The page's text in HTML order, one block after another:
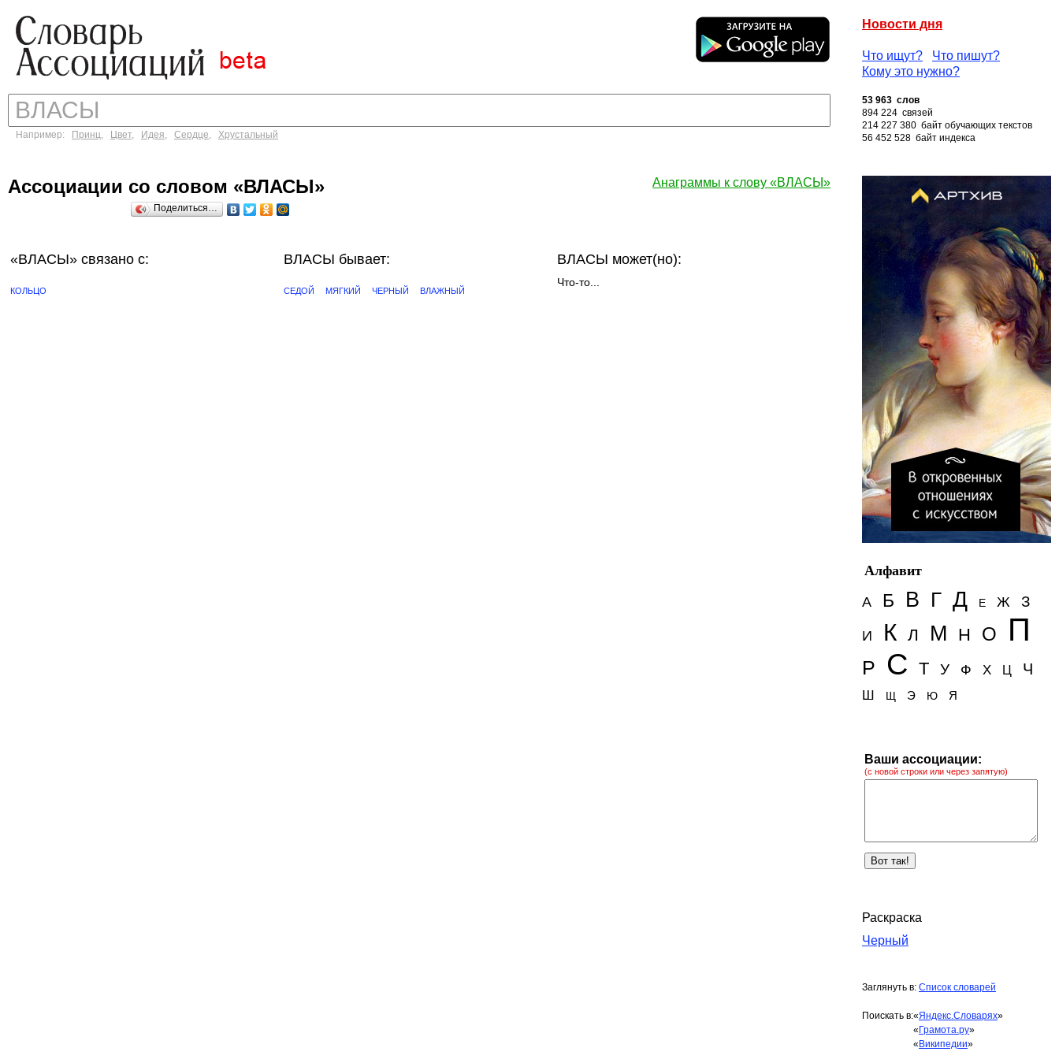
Новости дня
Что ищут?
Что пишут?
Кому это нужно?
Например: Принц, Цвет, Идея, Сердце, Хрустальный
53 963 слов
894 224 связей
214 227 380 байт обучающих текстов
56 452 528 байт индекса
Анаграммы к слову «ВЛАСЫ»
Ассоциации со словом «ВЛАСЫ»
Поделиться…
«ВЛАСЫ» связано с:
КОЛЬЦО
ВЛАСЫ бывает:
СЕДОЙ МЯГКИЙ ЧЕРНЫЙ ВЛАЖНЫЙ
ВЛАСЫ может(но):
Что-то...
Алфавит
А
Б В Г Д Е Ж З
И К Л М Н О П
Р С Т У Ф Х Ц Ч
Ш Щ Э Ю Я
Ваши ассоциации:
(с новой строки или через запятую)
Раскраска
Черный
Заглянуть в: Список словарей
Поискать в:«Яндекс.Словарях»
« Грамота.ру»
« Википедии»